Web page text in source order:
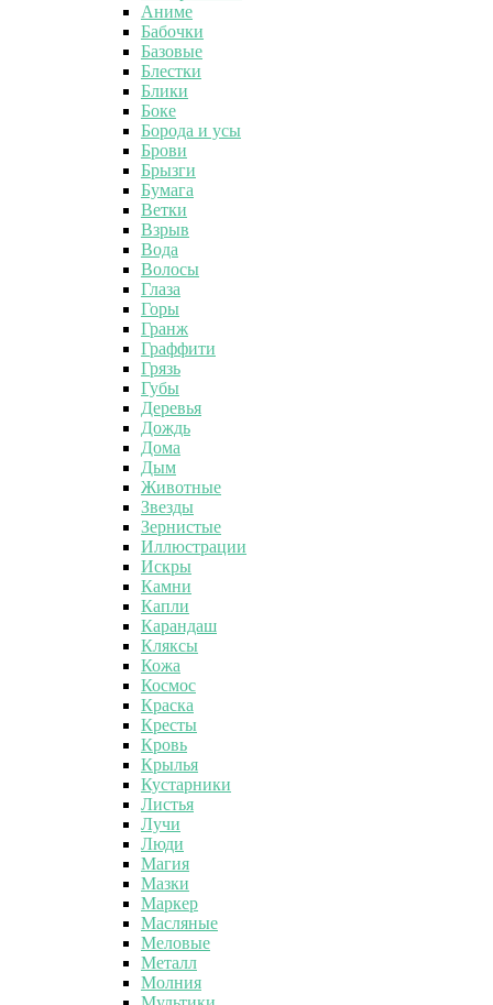
Аниме
Бабочки
Базовые
Блестки
Блики
Боке
Борода и усы
Брови
Брызги
Бумага
Ветки
Взрыв
Вода
Волосы
Глаза
Горы
Гранж
Граффити
Грязь
Губы
Деревья
Дождь
Дома
Дым
Животные
Звезды
Зернистые
Иллюстрации
Искры
Камни
Капли
Карандаш
Кляксы
Кожа
Космос
Краска
Кресты
Кровь
Крылья
Кустарники
Листья
Лучи
Люди
Магия
Мазки
Маркер
Масляные
Меловые
Металл
Молния